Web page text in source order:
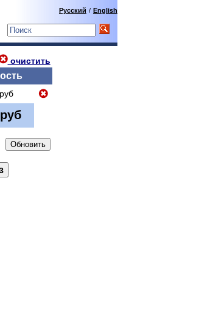
Русский / English
очистить